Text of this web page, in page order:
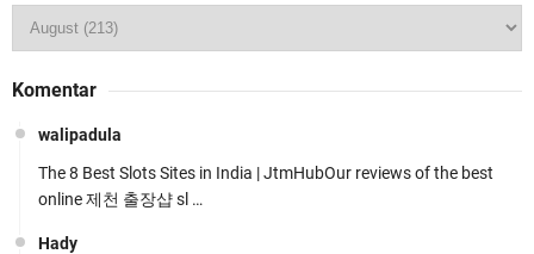
Wilayah Lombok Tengah
Komentar
walipadula
The 8 Best Slots Sites in India | JtmHubOur reviews of the best
online 제천 출장샵 sl …
Hady